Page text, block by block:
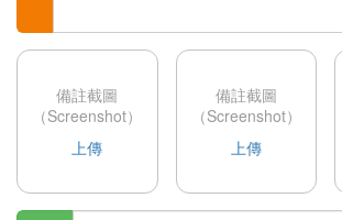
備註截圖
（Screenshot）
上傳
備註截圖
（Screenshot）
上傳